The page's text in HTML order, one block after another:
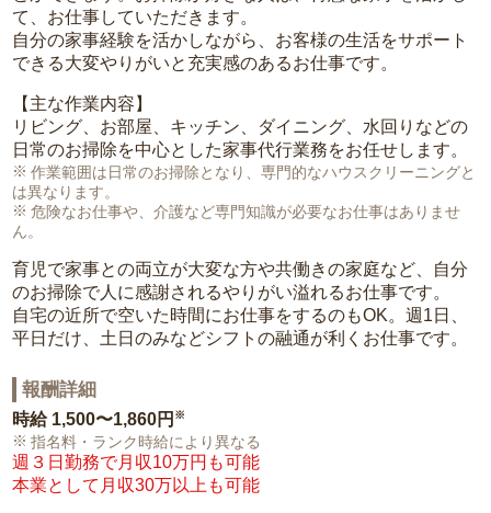
て、お仕事していただきます。
自分の家事経験を活かしながら、お客様の生活をサポート
できる大変やりがいと充実感のあるお仕事です。
【主な作業内容】
リビング、お部屋、キッチン、ダイニング、水回りなどの
日常のお掃除を中心とした家事代行業務をお任せします。
作業範囲は日常のお掃除となり、専門的なハウスクリーニングと
は異なります。
危険なお仕事や、介護など専門知識が必要なお仕事はありませ
ん。
育児で家事との両立が大変な方や共働きの家庭など、自分
のお掃除で人に感謝されるやりがい溢れるお仕事です。
自宅の近所で空いた時間にお仕事をするのもOK。週1日、
平日だけ、土日のみなどシフトの融通が利くお仕事です。
報酬詳細
時給 1,500〜1,860円 ※
指名料・ランク時給により異なる
週３日勤務で月収10万円も可能
本業として月収30万以上も可能